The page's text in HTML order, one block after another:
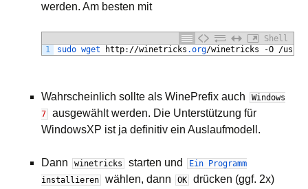
werden. Am besten mit
Shell
1
sudo wget http: //winetricks .org/winetricks -O /usr
Wahrscheinlich sollte als WinePrefix auch
Windows
7
ausgewählt werden. Die Unterstützung für
WindowsXP ist ja definitiv ein Auslaufmodell.
Dann winetricks starten und Ein
Programm
installieren
wählen, dann OK
drücken (ggf. 2x)